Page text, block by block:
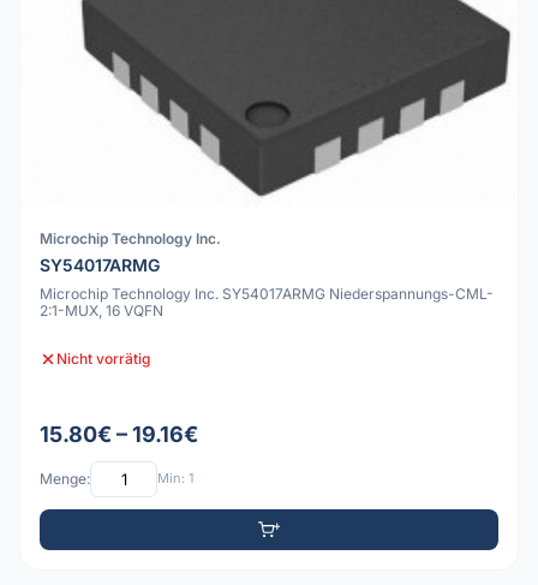
Microchip Technology Inc.
SY54017ARMG
Microchip Technology Inc. SY54017ARMG Niederspannungs-CML-
2:1-MUX, 16 VQFN
Nicht vorrätig
15.80€ – 19.16€
Menge: Min: 1